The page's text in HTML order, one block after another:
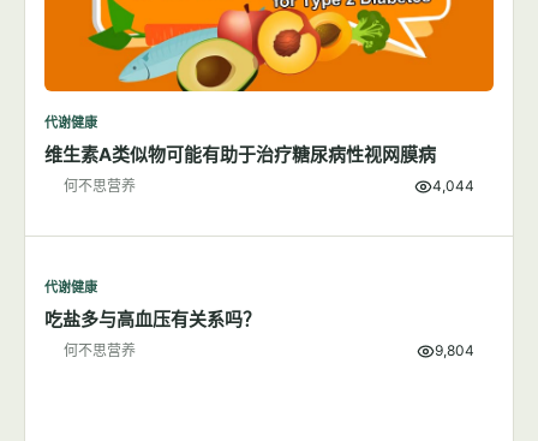
代谢健康
维生素A类似物可能有助于治疗糖尿病性视网膜病
何不思营养 4,044
代谢健康
吃盐多与高血压有关系吗？
何不思营养 9,804